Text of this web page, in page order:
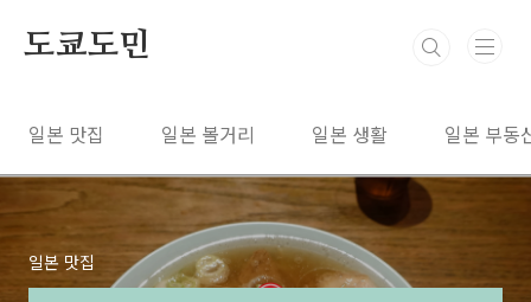
도쿄도민
일본 맛집 일본 볼거리 일본 생활 일본 부동
일본 맛집